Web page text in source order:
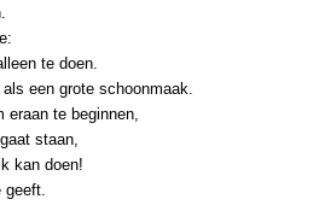
te doen.
een grote schoonmaak.
eraan te beginnen,
staan,
kan doen!
geeft.